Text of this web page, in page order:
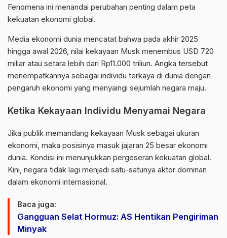
Fenomena ini menandai perubahan penting dalam peta
kekuatan ekonomi global.
Media ekonomi dunia mencatat bahwa pada akhir 2025
hingga awal 2026, nilai kekayaan Musk menembus USD 720
miliar atau setara lebih dari Rp11.000 triliun. Angka tersebut
menempatkannya sebagai individu terkaya di dunia dengan
pengaruh ekonomi yang menyaingi sejumlah negara maju.
Ketika Kekayaan Individu Menyamai Negara
Jika publik memandang kekayaan Musk sebagai ukuran
ekonomi, maka posisinya masuk jajaran 25 besar ekonomi
dunia. Kondisi ini menunjukkan pergeseran kekuatan global.
Kini, negara tidak lagi menjadi satu-satunya aktor dominan
dalam ekonomi internasional.
Baca juga:
Gangguan Selat Hormuz: AS Hentikan Pengiriman
Minyak